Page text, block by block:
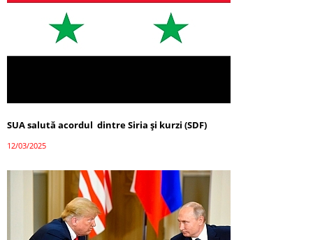
SUA salută acordul dintre Siria și kurzi (SDF)
12/03/2025